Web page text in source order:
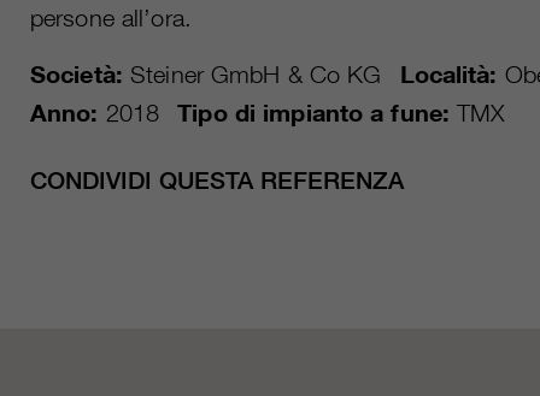
persone all’ora.
Società: Steiner GmbH & Co KG Località:
Anno: 2018 Tipo di impianto a fune: TMX
CONDIVIDI QUESTA REFERENZA